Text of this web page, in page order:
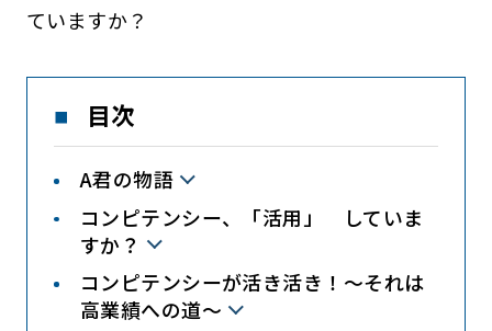
ていますか？
目次
A君の物語
コンピテンシー、「活用」 していま
すか？
コンピテンシーが活き活き！～それは
高業績への道～